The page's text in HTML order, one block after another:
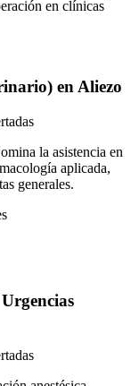
en clínicas
en Aliezo
la asistencia en
aplicada,
generales.